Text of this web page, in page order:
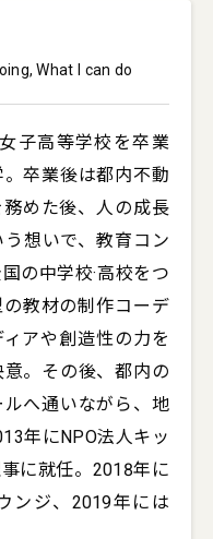
What I can do
子高等学校を卒業
卒業後は都内不動
めた後、人の成長
想いで、教育コン
の中学校·高校をつ
教材の制作コーデ
アや創造性の力を
。その後、都内の
へ通いながら、地
年にNPO法人キッ
に就任。2018年に
ンジ、2019年には